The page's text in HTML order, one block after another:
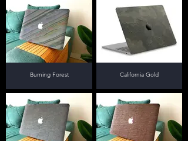
Burning Forest California Gold